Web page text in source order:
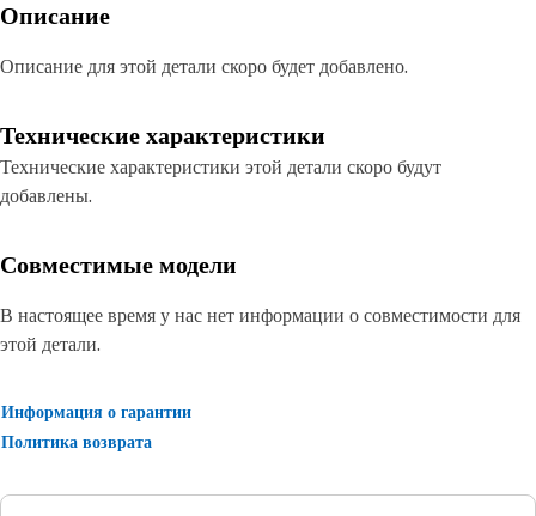
Описание
Описание для этой детали скоро будет добавлено.
Технические характеристики
Технические характеристики этой детали скоро будут
добавлены.
Совместимые модели
В настоящее время у нас нет информации о совместимости для
этой детали.
Информация о гарантии
Политика возврата